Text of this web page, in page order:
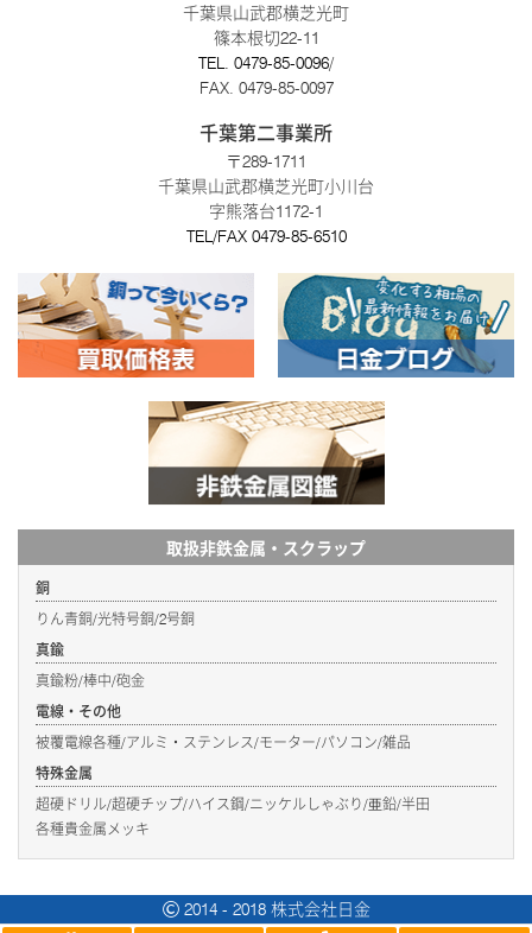
千葉県山武郡横芝光町
篠本根切22-11
TEL. 0479-85-0096/
FAX. 0479-85-0097
千葉第二事業所
〒289-1711
千葉県山武郡横芝光町小川台
字熊落台1172-1
TEL/FAX 0479-85-6510
取扱非鉄金属・スクラップ
銅
りん青銅/光特号銅/2号銅
真鍮
真鍮粉/棒中/砲金
電線・その他
被覆電線各種/アルミ・ステンレス/モーター/パソコン/雑品
特殊金属
超硬ドリル/超硬チップ/ハイス鋼/ニッケルしゃぶり/亜鉛/半田
各種貴金属メッキ
2014 - 2018 株式会社日金